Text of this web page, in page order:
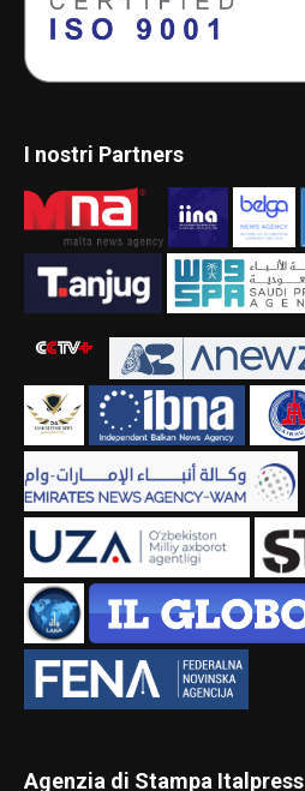
I nostri Partners
Agenzia di Stampa Italpress